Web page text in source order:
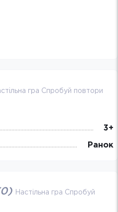
гра Спробуй повтори
3+
Ранок
0) Настільна гра Спробуй